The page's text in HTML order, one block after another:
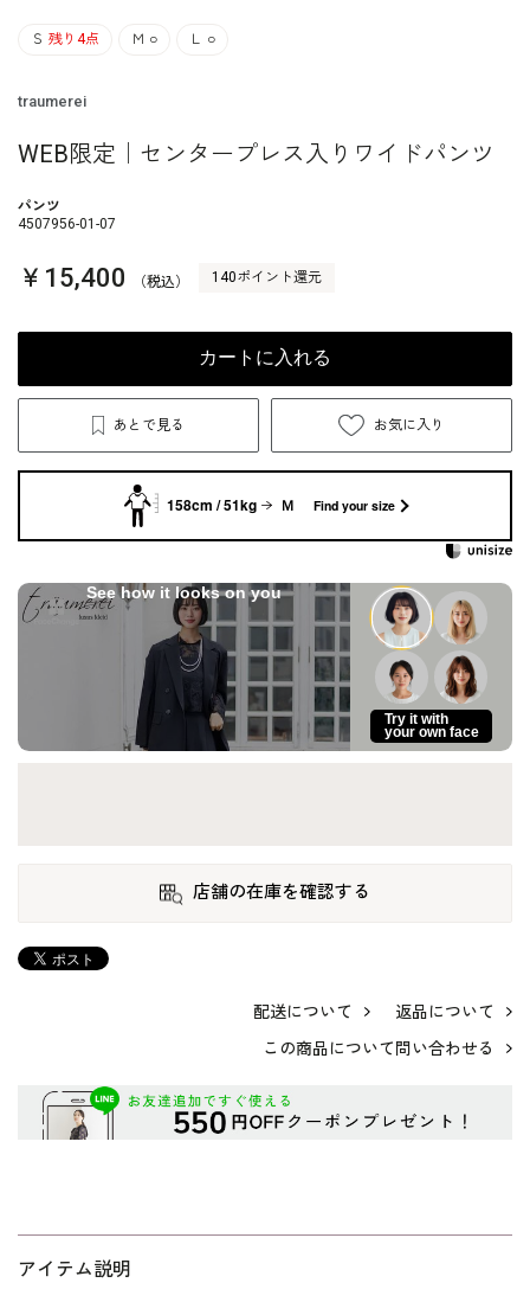
Ｓ 残り4点 Ｍ ○ Ｌ ○
traumerei
WEB限定｜センタープレス入りワイドパンツ
パンツ
4507956-01-07
￥15,400 （税込） 140ポイント還元
カートに入れる
あとで見る お気に入り
158cm / 51kg Ｍ Find your size
See how it looks on you
Try it with
your own face
店舗の在庫を確認する
配送について
返品について
この商品について問い合わせる
アイテム説明